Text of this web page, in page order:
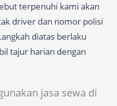
terpenuhi kami akan
driver dan nomor polisi
diatas berlaku
tajur harian dengan
jasa sewa di